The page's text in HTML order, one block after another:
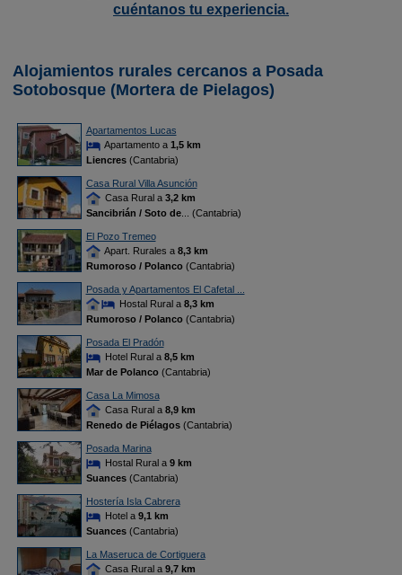
cuéntanos tu experiencia.
Alojamientos rurales cercanos a Posada
Sotobosque (Mortera de Pielagos)
Apartamentos Lucas
Apartamento a 1,5 km
Liencres(Cantabria)
Casa Rural Villa Asunción
Casa Rural a 3,2 km
Sancibrián / Soto de... (Cantabria)
El Pozo Tremeo
Apart. Rurales a 8,3 km
Rumoroso / Polanco(Cantabria)
Posada y Apartamentos El Cafetal ...
Hostal Rural a 8,3 km
Rumoroso / Polanco(Cantabria)
Posada El Pradón
Hotel Rural a 8,5 km
Mar de Polanco(Cantabria)
Casa La Mimosa
Casa Rural a 8,9 km
Renedo de Piélagos(Cantabria)
Posada Marina
Hostal Rural a 9 km
Suances(Cantabria)
Hostería Isla Cabrera
Hotel a 9,1 km
Suances(Cantabria)
La Maseruca de Cortiguera
Casa Rural a 9,7 km